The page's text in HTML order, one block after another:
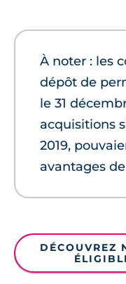
À noter : les
dépôt de
le 31
acquisitions
2019,
avantages
DÉCOUVREZ